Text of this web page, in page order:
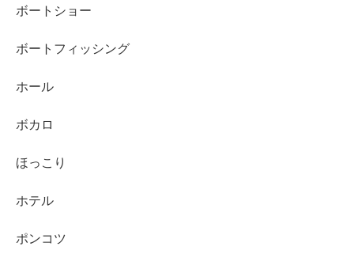
ボートショー
ボートフィッシング
ホール
ボカロ
ほっこり
ホテル
ポンコツ